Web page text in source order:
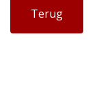
Terug